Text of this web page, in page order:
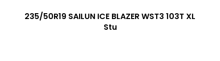
235/50R19 SAILUN ICE BLAZER WST3 103T XL
Stu